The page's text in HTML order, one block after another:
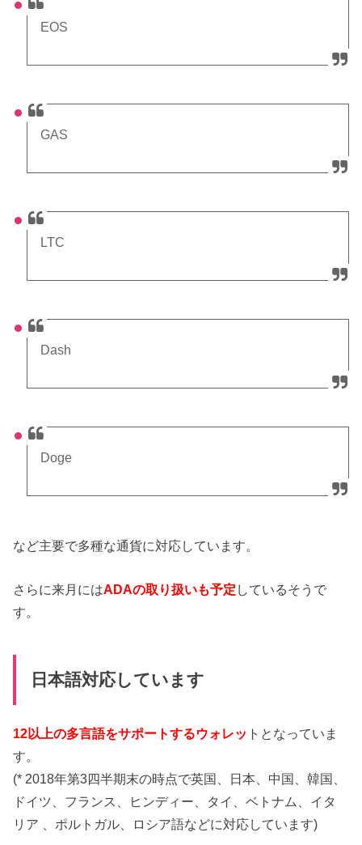
EOS
GAS
LTC
Dash
Doge
など主要で多種な通貨に対応しています。
さらに来月にはADAの取り扱いも予定 しているそうで
す。
日本語対応しています
12以上の多言語をサポートするウォレッ トとなっていま
す。
(* 2018年第3四半期末の時点で英国、日本、中国、韓国、
ドイツ、フランス、ヒンディー、タイ、ベトナム、イタ
リア 、ポルトガル、ロシア語などに対応しています)